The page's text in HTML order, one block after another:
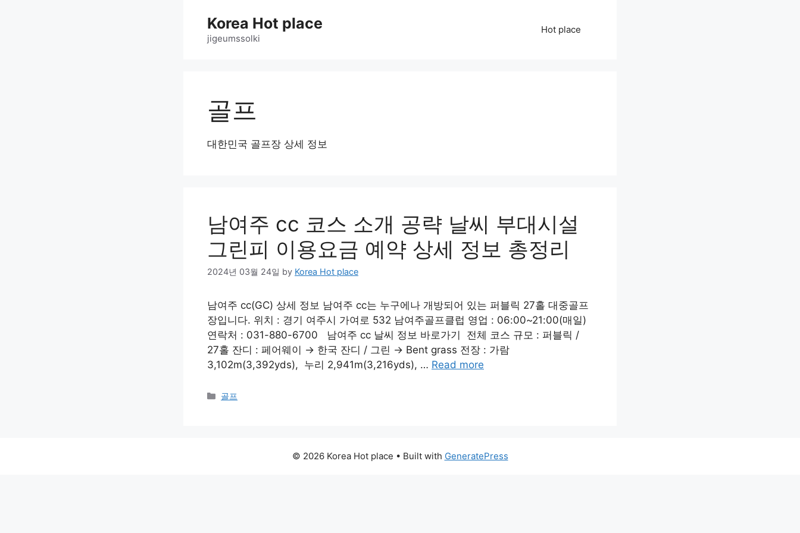
Korea Hot place
jigeumssolki
Hot place
골프
대한민국 골프장 상세 정보
남여주 cc 코스 소개 공략 날씨 부대시설
그린피 이용요금 예약 상세 정보 총정리
2024년 03월 24일 by Korea Hot place
남여주 cc(GC) 상세 정보 남여주 cc는 누구에나 개방되어 있는 퍼블릭 27홀 대중골프
장입니다. 위치 : 경기 여주시 가여로 532 남여주골프클럽 영업 : 06:00~21:00(매일)
연락처 : 031-880-6700 남여주 cc 날씨 정보 바로가기 전체 코스 규모 : 퍼블릭 /
27홀 잔디 : 페어웨이 → 한국 잔디 / 그린 → Bent grass 전장 : 가람
3,102m(3,392yds), 누리 2,941m(3,216yds), … Read more
Categories
골프
© 2026 Korea Hot place • Built with GeneratePress